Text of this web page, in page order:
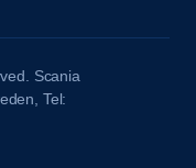
Scania
Tel: